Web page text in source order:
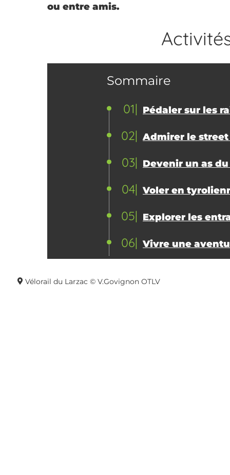
ou entre amis.
Sommaire
01
Pédaler sur les
02 Admirer le street
03 Devenir un as
04 Voler en
05 Explorer les
06 Vivre une
Vélorail du Larzac © V.Govignon OTLV